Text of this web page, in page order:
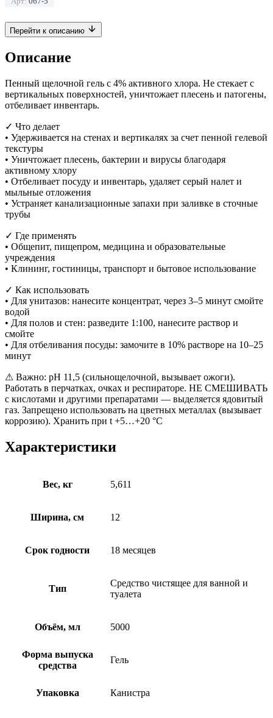
Перейти к описанию
Описание
Пенный щелочной гель с 4% активного хлора. Не стекает с
вертикальных поверхностей, уничтожает плесень и патогены,
отбеливает инвентарь.
✓ Что делает
• Удерживается на стенах и вертикалях за счет пенной гелевой
текстуры
• Уничтожает плесень, бактерии и вирусы благодаря
активному хлору
• Отбеливает посуду и инвентарь, удаляет серый налет и
мыльные отложения
• Устраняет канализационные запахи при заливке в сточные
трубы
✓ Где применять
• Общепит, пищепром, медицина и образовательные
учреждения
• Клининг, гостиницы, транспорт и бытовое использование
✓ Как использовать
• Для унитазов: нанесите концентрат, через 3–5 минут смойте
водой
• Для полов и стен: разведите 1:100, нанесите раствор и
смойте
• Для отбеливания посуды: замочите в 10% растворе на 10–25
минут
⚠ Важно: pH 11,5 (сильнощелочной, вызывает ожоги).
Работать в перчатках, очках и респираторе. НЕ СМЕШИВАТЬ
с кислотами и другими препаратами — выделяется ядовитый
газ. Запрещено использовать на цветных металлах (вызывает
коррозию). Хранить при t +5…+20 °C
Характеристики
Вес, кг 5,611
Ширина, см 12
Срок годности 18 месяцев
Тип
Средство чистящее для ванной и
туалета
Объём, мл 5000
Форма выпуска
средства
Гель
Упаковка Канистра